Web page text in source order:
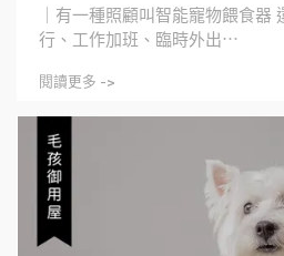
｜有一種照顧叫智能寵物餵食器
行、工作加班、臨時外出⋯
閱讀更多 ->